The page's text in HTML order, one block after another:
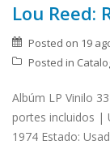
Lou Reed:
Posted on 19
Posted in
Albúm LP Vinilo
portes incluidos |
1974 Estado: